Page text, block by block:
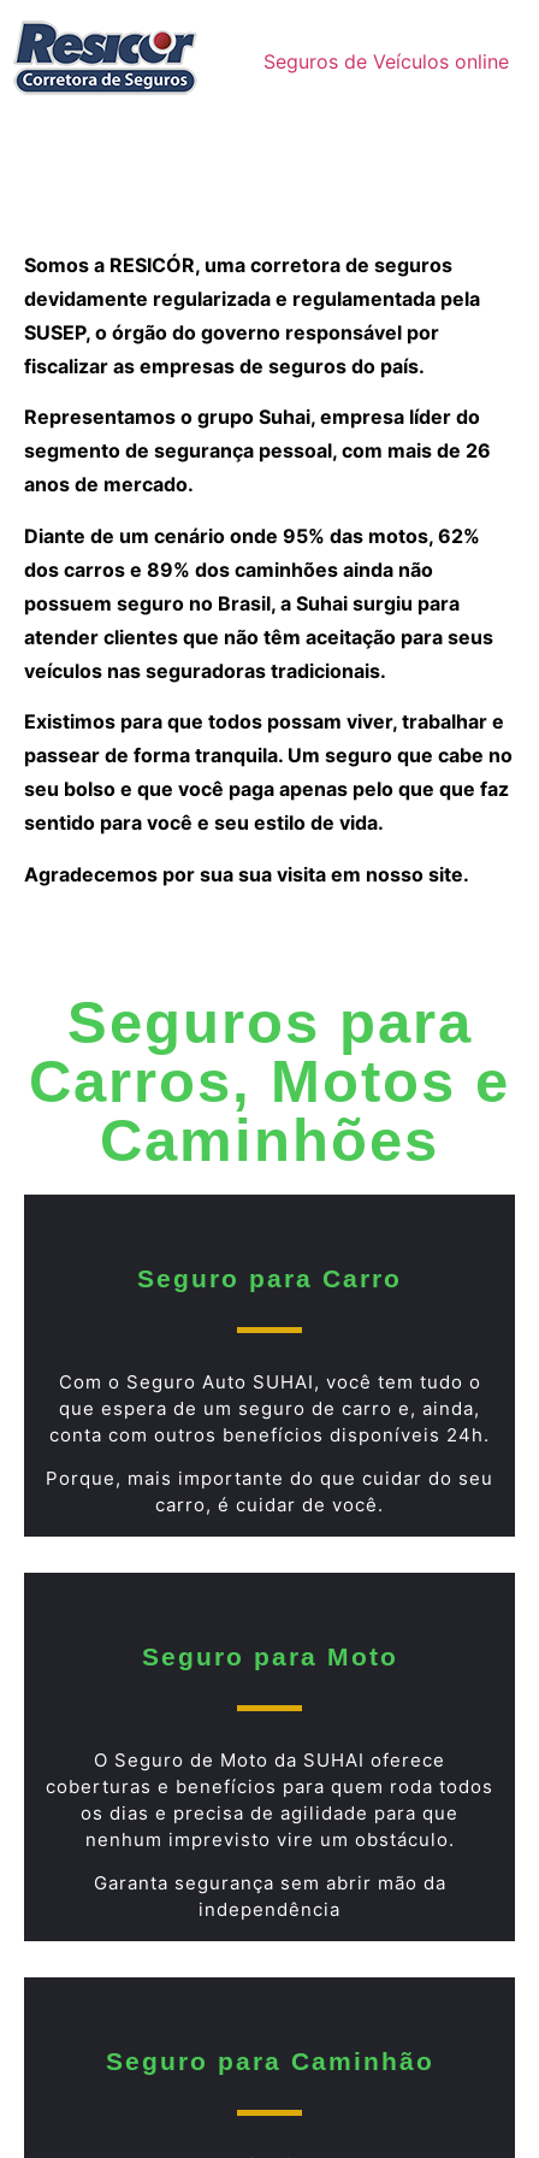
Seguros de Veículos online
Somos a RESICÓR, uma corretora de seguros
devidamente regularizada e regulamentada pela
SUSEP, o órgão do governo responsável por
fiscalizar as empresas de seguros do país.
Representamos o grupo Suhai, empresa líder do
segmento de segurança pessoal, com mais de 26
anos de mercado.
Diante de um cenário onde 95% das motos, 62%
dos carros e 89% dos caminhões ainda não
possuem seguro no Brasil, a Suhai surgiu para
atender clientes que não têm aceitação para seus
veículos nas seguradoras tradicionais.
Existimos para que todos possam viver, trabalhar e
passear de forma tranquila. Um seguro que cabe no
seu bolso e que você paga apenas pelo que que faz
sentido para você e seu estilo de vida.
Agradecemos por sua sua visita em nosso site.
Seguros para
Carros, Motos e
Caminhões
Seguro para Carro
Com o Seguro Auto SUHAI, você tem tudo o
que espera de um seguro de carro e, ainda,
conta com outros benefícios disponíveis 24h.
Porque, mais importante do que cuidar do seu
carro, é cuidar de você.
Seguro para Moto
O Seguro de Moto da SUHAI oferece
coberturas e benefícios para quem roda todos
os dias e precisa de agilidade para que
nenhum imprevisto vire um obstáculo.
Garanta segurança sem abrir mão da
independência
Seguro para Caminhão